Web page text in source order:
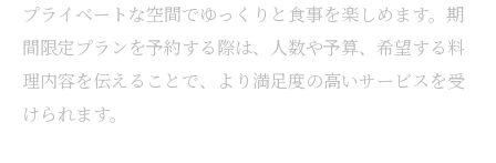
プライベートな空間でゆっくりと食事を楽しめます。期
間限定プランを予約する際は、人数や予算、希望する料
理内容を伝えることで、より満足度の高いサービスを受
けられます。